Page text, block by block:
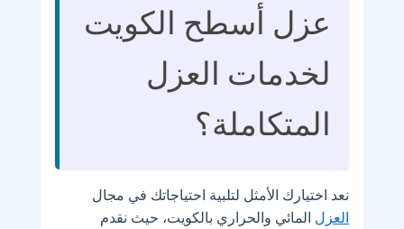
عزل أسطح الكويت
لخدمات العزل
المتكاملة؟
نعد اختيارك الأمثل لتلبية احتياجاتك في مجال
العزل المائي والحراري بالكويت، حيث نقدم